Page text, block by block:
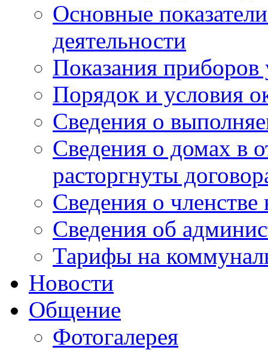
Основные
деятельности
Показания приборов
Порядок и условия
Сведения о
Сведения о домах в
расторгнуты
Сведения о
Сведения об
Тарифы на
Новости
Общение
Фотогалерея